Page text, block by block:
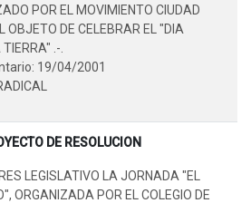
POR EL MOVIMIENTO CIUDAD
OBJETO DE CELEBRAR EL "DIA
.-.
19/04/2001
DE RESOLUCION
LEGISLATIVO LA JORNADA "EL
ORGANIZADA POR EL COLEGIO DE